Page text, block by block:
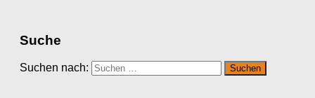
Suche
Suchen nach: